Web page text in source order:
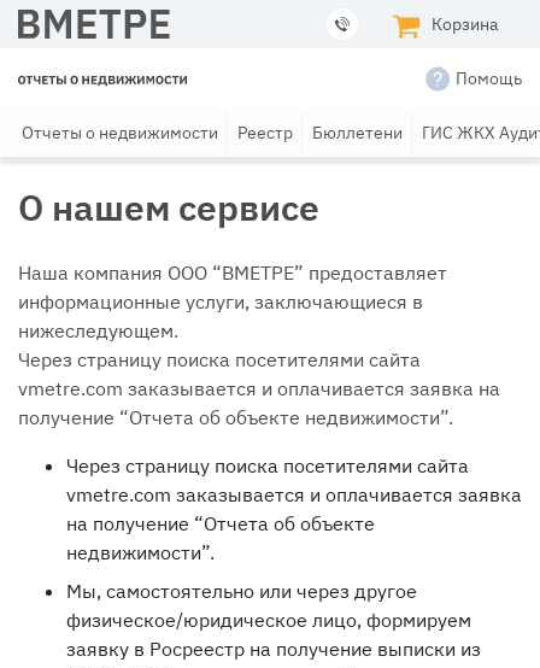
Корзина
Помощь
Отчеты о недвижимости Реестр Бюллетени ГИС ЖКХ
О нашем сервисе
Наша компания ООО “ВМЕТРЕ” предоставляет
информационные услуги, заключающиеся в
нижеследующем.
Через страницу поиска посетителями сайта
vmetre.com заказывается и оплачивается заявка на
получение “Отчета об объекте недвижимости”.
Через страницу поиска посетителями сайта
vmetre.com заказывается и оплачивается заявка
на получение “Отчета об объекте
недвижимости”.
Мы, самостоятельно или через другое
физическое/юридическое лицо, формируем
заявку в Росреестр на получение выписки из